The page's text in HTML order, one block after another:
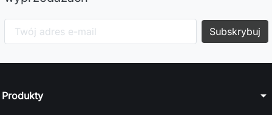
Produkty arrow_drop_down